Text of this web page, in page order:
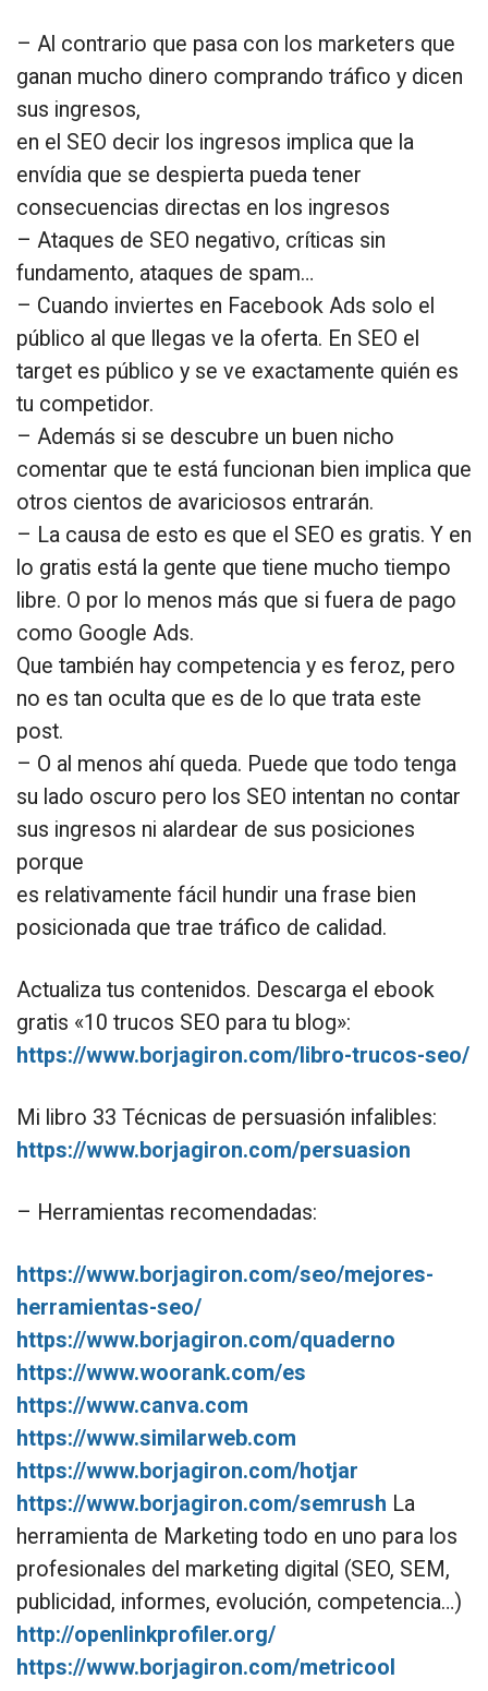
– Al contrario que pasa con los marketers que
ganan mucho dinero comprando tráfico y dicen
sus ingresos,
en el SEO decir los ingresos implica que la
envídia que se despierta pueda tener
consecuencias directas en los ingresos
– Ataques de SEO negativo, críticas sin
fundamento, ataques de spam…
– Cuando inviertes en Facebook Ads solo el
público al que llegas ve la oferta. En SEO el
target es público y se ve exactamente quién es
tu competidor.
– Además si se descubre un buen nicho
comentar que te está funcionan bien implica que
otros cientos de avariciosos entrarán.
– La causa de esto es que el SEO es gratis. Y en
lo gratis está la gente que tiene mucho tiempo
libre. O por lo menos más que si fuera de pago
como Google Ads.
Que también hay competencia y es feroz, pero
no es tan oculta que es de lo que trata este
post.
– O al menos ahí queda. Puede que todo tenga
su lado oscuro pero los SEO intentan no contar
sus ingresos ni alardear de sus posiciones
porque
es relativamente fácil hundir una frase bien
posicionada que trae tráfico de calidad.
Actualiza tus contenidos. Descarga el ebook
gratis «10 trucos SEO para tu blog»:
https://www.borjagiron.com/libro-trucos-seo/
Mi libro 33 Técnicas de persuasión infalibles:
https://www.borjagiron.com/persuasion
– Herramientas recomendadas:
https://www.borjagiron.com/seo/mejores-
herramientas-seo/
https://www.borjagiron.com/quaderno
https://www.woorank.com/es
https://www.canva.com
https://www.similarweb.com
https://www.borjagiron.com/hotjar
https://www.borjagiron.com/semrush La
herramienta de Marketing todo en uno para los
profesionales del marketing digital (SEO, SEM,
publicidad, informes, evolución, competencia…)
http://openlinkprofiler.org/
https://www.borjagiron.com/metricool